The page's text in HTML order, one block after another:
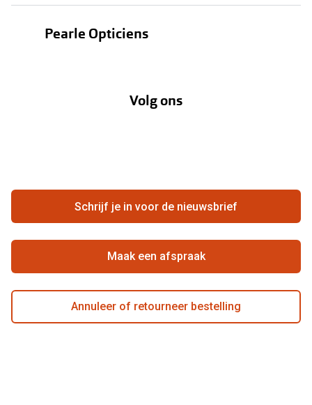
Verzending
Hier de overeenkomst ontbinden
Zorgvergoeding
Pearle Opticiens
Ondernemen bij Pearle
Beste winkelketen
Actievoorwaarden
Volg ons
Schrijf je in voor de nieuwsbrief
Maak een afspraak
Annuleer of retourneer bestelling